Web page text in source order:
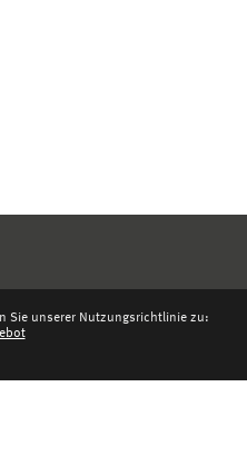
Sie unserer Nutzungsrichtlinie zu: